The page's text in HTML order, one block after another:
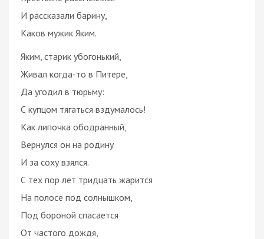
И рассказали барину,
Каков мужик Яким.
Яким, старик убогонький,
Живал когда-то в Питере,
Да угодил в тюрьму:
С купцом тягаться вздумалось!
Как липочка ободранный,
Вернулся он на родину
И за соху взялся.
С тех пор лет тридцать жарится
На полосе под солнышком,
Под бороной спасается
От частого дождя,